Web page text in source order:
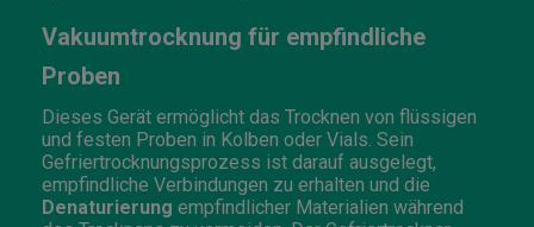
Vakuumtrocknung für empfindliche
Proben
Dieses Gerät ermöglicht das Trocknen von flüssigen
und festen Proben in Kolben oder Vials. Sein
Gefriertrocknungsprozess ist darauf ausgelegt,
empfindliche Verbindungen zu erhalten und die
Denaturierung empfindlicher Materialien während